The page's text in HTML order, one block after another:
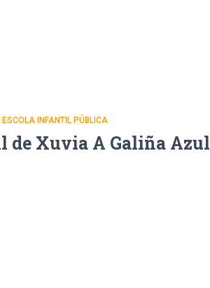
ESCOLA INFANTIL PÚBLICA
de Xuvia A Galiña Azul